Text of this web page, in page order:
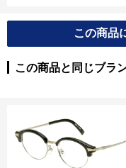
この商品
この商品と同じブラ